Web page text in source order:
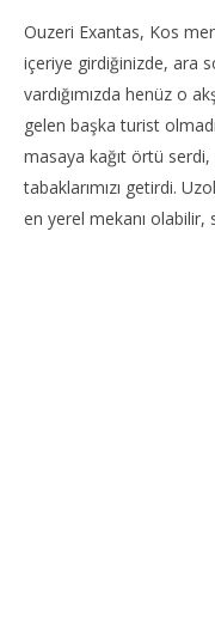
Kos’te Ouzo
1
Nisan
2024
Ouzeri Exantas, Kos
içeriye girdiğinizde, ara
vardığımızda henüz o
gelen başka turist
masaya kağıt örtü serdi,
tabaklarımızı getirdi.
en yerel mekanı olabilir,